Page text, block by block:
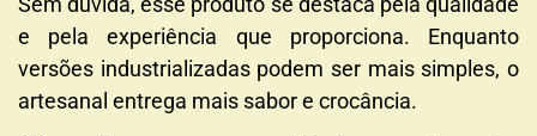
e pela experiência que proporciona. Enquanto
versões industrializadas podem ser mais simples, o
artesanal entrega mais sabor e crocância.